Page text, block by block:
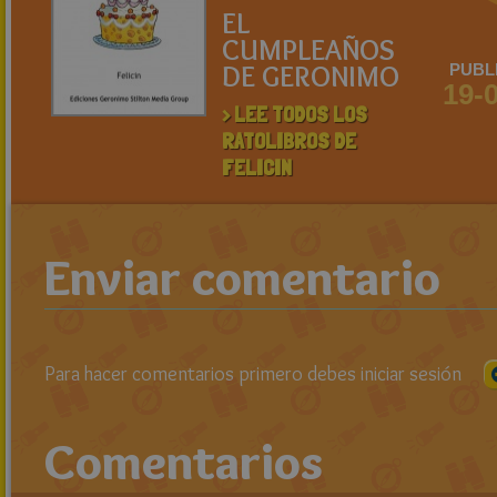
EL
CUMPLEAÑOS
DE GERONIMO
> LEE TODOS LOS
RATOLIBROS DE
FELICIN
19-
Enviar comentario
Para hacer comentarios primero debes iniciar sesión
Comentarios